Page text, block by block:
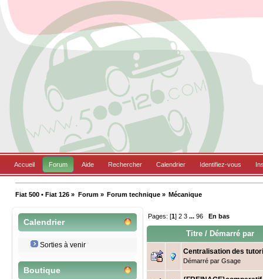
Accueil Forum Aide Rechercher Calendrier Identifiez-vous
Fiat 500 • Fiat 126 » Forum» Forum technique» Mécanique
Calendrier
Sorties à venir
Boutique
Pages: [1]2 3 ...96 En bas
Titre / Démarré par
Centralisation des
Démarré par Gsage